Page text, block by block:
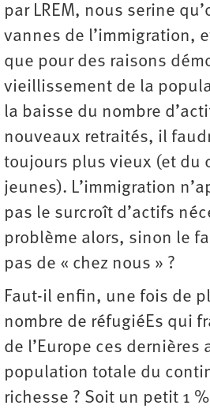
par LREM, nous serine
vannes de l’immigration,
que pour des raisons
vieillissement de la
la baisse du nombre
nouveaux retraités, il
toujours plus vieux (et du
jeunes). L’immigration
pas le surcroît d’actifs
problème alors, sinon le
pas de « chez nous » ?
Faut-il enfin, une fois de
nombre de réfugiéEs qui
de l’Europe ces dernières
population totale du
richesse ? Soit un petit 1